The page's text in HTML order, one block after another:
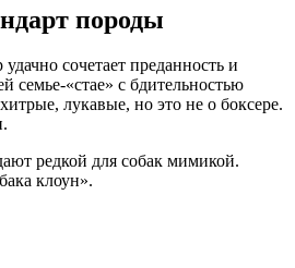
породы
сочетает преданность и
семье-«стае» с бдительностью
лукавые, но это не о боксере.
редкой для собак мимикой.
клоун».